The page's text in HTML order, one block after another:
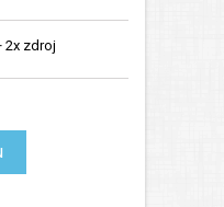
2x zdroj